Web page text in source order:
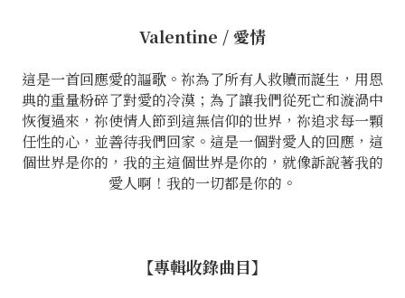
Valentine / 愛情
這是一首回應愛的謳歌。祢為了所有人救贖而誕生，用恩
典的重量粉碎了對愛的冷漠；為了讓我們從死亡和漩渦中
恢復過來，祢使情人節到這無信仰的世界，祢追求每一顆
任性的心，並善待我們回家。這是一個對愛人的回應，這
個世界是你的，我的主這個世界是你的，就像訴說著我的
愛人啊！我的一切都是你的。
【專輯收錄曲目】